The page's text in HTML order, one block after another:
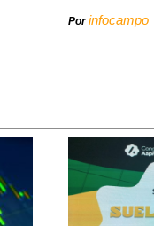
Porinfocampo